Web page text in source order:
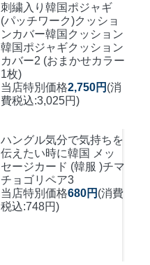
刺繍入り韓国ポジャギ
(パッチワーク)クッショ
ンカバー韓国クッション
韓国ポジャギクッション
カバー2 (おまかせカラー
1枚)
当店特別価格2,750円 (消
費税込:3,025円)
ハングル気分で気持ちを
伝えたい時に韓国 メッ
セージカード (韓服 )チマ
チョゴリペア3
当店特別価格680円 (消費
税込:748円)